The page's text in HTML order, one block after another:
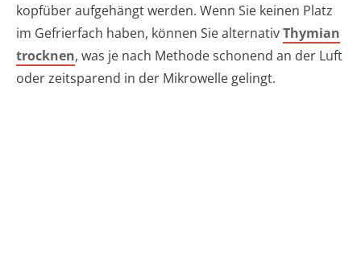
kopfüber aufgehängt werden. Wenn Sie keinen Platz
im Gefrierfach haben, können Sie alternativThymian
trocknen, was je nach Methode schonend an der Luft
oder zeitsparend in der Mikrowelle gelingt.